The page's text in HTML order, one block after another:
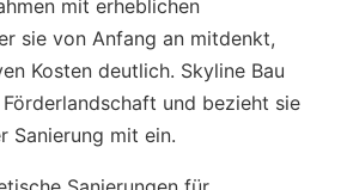
mit erheblichen
sie von Anfang an mitdenkt,
Kosten deutlich. Skyline Bau
und bezieht sie
Sanierung mit ein.